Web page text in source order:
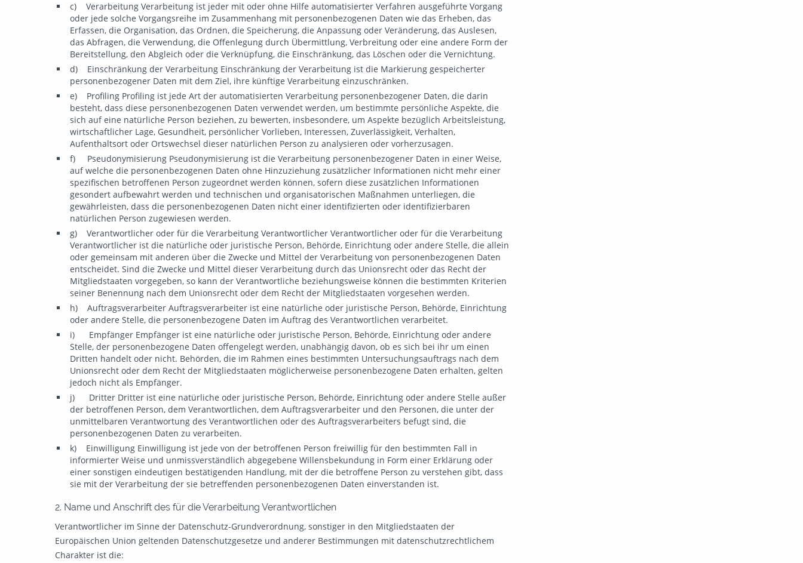
c) Verarbeitung Verarbeitung ist jeder mit oder ohne Hilfe automatisierter Verfahren ausgeführte Vorgang
oder jede solche Vorgangsreihe im Zusammenhang mit personenbezogenen Daten wie das Erheben, das
Erfassen, die Organisation, das Ordnen, die Speicherung, die Anpassung oder Veränderung, das Auslesen,
das Abfragen, die Verwendung, die Offenlegung durch Übermittlung, Verbreitung oder eine andere Form der
Bereitstellung, den Abgleich oder die Verknüpfung, die Einschränkung, das Löschen oder die Vernichtung.
d) Einschränkung der Verarbeitung Einschränkung der Verarbeitung ist die Markierung gespeicherter
personenbezogener Daten mit dem Ziel, ihre künftige Verarbeitung einzuschränken.
e) Profiling Profiling ist jede Art der automatisierten Verarbeitung personenbezogener Daten, die darin
besteht, dass diese personenbezogenen Daten verwendet werden, um bestimmte persönliche Aspekte, die
sich auf eine natürliche Person beziehen, zu bewerten, insbesondere, um Aspekte bezüglich Arbeitsleistung,
wirtschaftlicher Lage, Gesundheit, persönlicher Vorlieben, Interessen, Zuverlässigkeit, Verhalten,
Aufenthaltsort oder Ortswechsel dieser natürlichen Person zu analysieren oder vorherzusagen.
f) Pseudonymisierung Pseudonymisierung ist die Verarbeitung personenbezogener Daten in einer Weise,
auf welche die personenbezogenen Daten ohne Hinzuziehung zusätzlicher Informationen nicht mehr einer
spezifischen betroffenen Person zugeordnet werden können, sofern diese zusätzlichen Informationen
gesondert aufbewahrt werden und technischen und organisatorischen Maßnahmen unterliegen, die
gewährleisten, dass die personenbezogenen Daten nicht einer identifizierten oder identifizierbaren
natürlichen Person zugewiesen werden.
g) Verantwortlicher oder für die Verarbeitung Verantwortlicher Verantwortlicher oder für die Verarbeitung
Verantwortlicher ist die natürliche oder juristische Person, Behörde, Einrichtung oder andere Stelle, die allein
oder gemeinsam mit anderen über die Zwecke und Mittel der Verarbeitung von personenbezogenen Daten
entscheidet. Sind die Zwecke und Mittel dieser Verarbeitung durch das Unionsrecht oder das Recht der
Mitgliedstaaten vorgegeben, so kann der Verantwortliche beziehungsweise können die bestimmten Kriterien
seiner Benennung nach dem Unionsrecht oder dem Recht der Mitgliedstaaten vorgesehen werden.
h) Auftragsverarbeiter Auftragsverarbeiter ist eine natürliche oder juristische Person, Behörde, Einrichtung
oder andere Stelle, die personenbezogene Daten im Auftrag des Verantwortlichen verarbeitet.
i) Empfänger Empfänger ist eine natürliche oder juristische Person, Behörde, Einrichtung oder andere
Stelle, der personenbezogene Daten offengelegt werden, unabhängig davon, ob es sich bei ihr um einen
Dritten handelt oder nicht. Behörden, die im Rahmen eines bestimmten Untersuchungsauftrags nach dem
Unionsrecht oder dem Recht der Mitgliedstaaten möglicherweise personenbezogene Daten erhalten, gelten
jedoch nicht als Empfänger.
j) Dritter Dritter ist eine natürliche oder juristische Person, Behörde, Einrichtung oder andere Stelle außer
der betroffenen Person, dem Verantwortlichen, dem Auftragsverarbeiter und den Personen, die unter der
unmittelbaren Verantwortung des Verantwortlichen oder des Auftragsverarbeiters befugt sind, die
personenbezogenen Daten zu verarbeiten.
k) Einwilligung Einwilligung ist jede von der betroffenen Person freiwillig für den bestimmten Fall in
informierter Weise und unmissverständlich abgegebene Willensbekundung in Form einer Erklärung oder
einer sonstigen eindeutigen bestätigenden Handlung, mit der die betroffene Person zu verstehen gibt, dass
sie mit der Verarbeitung der sie betreffenden personenbezogenen Daten einverstanden ist.
2. Name und Anschrift des für die Verarbeitung Verantwortlichen
Verantwortlicher im Sinne der Datenschutz-Grundverordnung, sonstiger in den Mitgliedstaaten der
Europäischen Union geltenden Datenschutzgesetze und anderer Bestimmungen mit datenschutzrechtlichem
Charakter ist die: